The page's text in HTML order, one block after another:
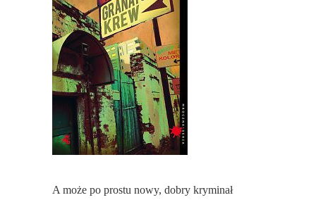
A może po prostu nowy, dobry kryminał